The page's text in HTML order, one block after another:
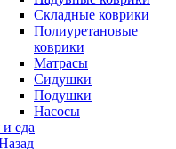
Складные коврики
Полиуретановые
коврики
Матрасы
Сидушки
Подушки
Насосы
еда